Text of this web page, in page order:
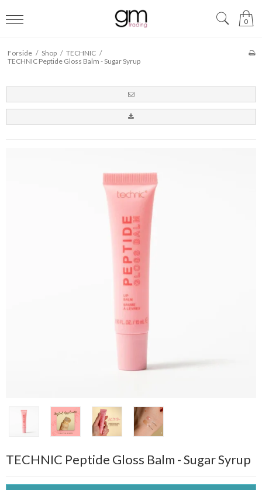
0
Forside / Shop / TECHNIC /
TECHNIC Peptide Gloss Balm - Sugar Syrup
TECHNIC Peptide Gloss Balm - Sugar Syrup